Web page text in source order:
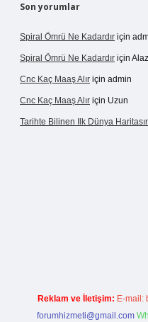
Son yorumlar
Spiral Ömrü Ne Kadardır için
Spiral Ömrü Ne Kadardır için Alaz
Cnc Kaç Maaş Alır için admin
Cnc Kaç Maaş Alır için Uzun
Tarihte Bilinen Ilk Dünya
Reklam ve İletişim: E-mail:
forumhizmeti@gmail.com